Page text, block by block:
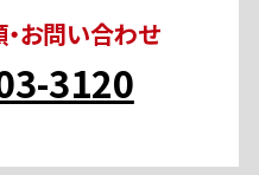
お問い合わせ
3120